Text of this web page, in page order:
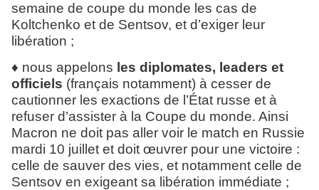
semaine de coupe du monde les cas de
Koltchenko et de Sentsov, et d’exiger leur
libération ;
♦ nous appelons les diplomates, leaders et
officiels (français notamment) à cesser de
cautionner les exactions de l’État russe et à
refuser d’assister à la Coupe du monde. Ainsi
Macron ne doit pas aller voir le match en Russie
mardi 10 juillet et doit œuvrer pour une victoire :
celle de sauver des vies, et notamment celle de
Sentsov en exigeant sa libération immédiate ;